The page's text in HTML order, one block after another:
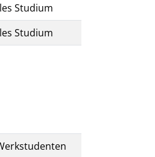
Studium
Studium